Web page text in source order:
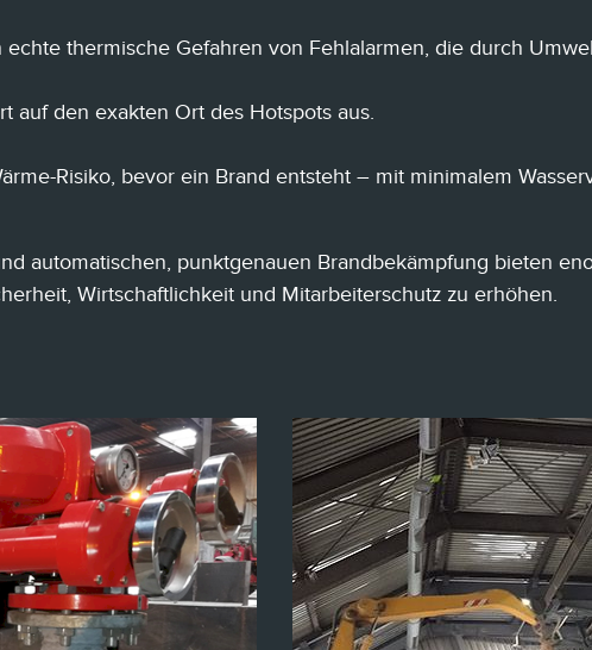
thermische Gefahren von Fehlalarmen, die durch
auf den exakten Ort des Hotspots aus.
Risiko, bevor ein Brand entsteht – mit minimalem
automatischen, punktgenauen Brandbekämpfung bieten
Wirtschaftlichkeit und Mitarbeiterschutz zu erhöhen.